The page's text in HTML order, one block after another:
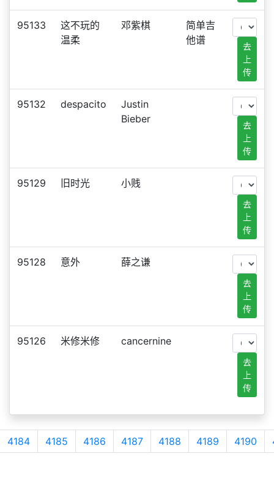
95133
这不玩的
温柔
邓紫棋
简单吉
他谱
去
上
传
95132 despacito
Justin
Bieber
去
上
传
95129 旧时光 小贱
去
上
传
95128 意外 薛之谦
去
上
传
95126 米修米修 cancernine
去
上
传
4184 4185 4186 4187 4188 4189 4190